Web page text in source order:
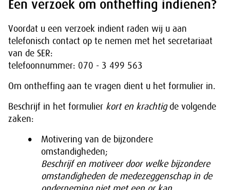
Een verzoek om ontheffing indienen?
Voordat u een verzoek indient raden wij u aan
telefonisch contact op te nemen met het secretariaat
van de SER:
telefoonnummer: 070 - 3 499 563
Om ontheffing aan te vragen dient u het formulier in.
Beschrijf in het formulier kort en krachtigde volgende
zaken:
Motivering van de bijzondere
omstandigheden;
Beschrijf en motiveer door welke bijzondere
omstandigheden de medezeggenschap in de